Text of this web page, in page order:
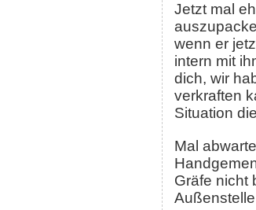
Jetzt mal
wenn er
intern mit
dich, wir
verkraften
Situation
Mal
Gräfe nicht